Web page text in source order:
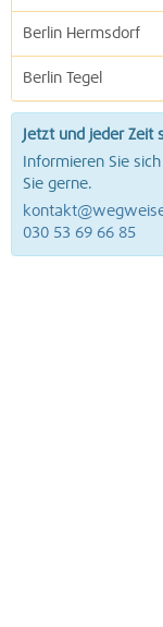
Berlin Hermsdorf
Berlin Tegel
Jetzt und jeder Zeit
Informieren Sie
Sie gerne.
030 53 69 66 85